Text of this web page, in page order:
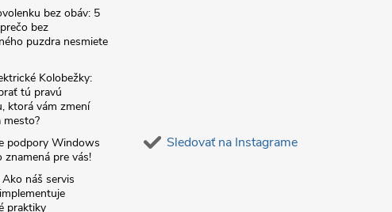
bez obáv: 5
bez
puzdra nesmiete
Kolobežky:
tú pravú
ktorá vám zmení
mesto?
podpory Windows
znamená pre vás!
náš servis
praktiky
Sledovať na Instagrame